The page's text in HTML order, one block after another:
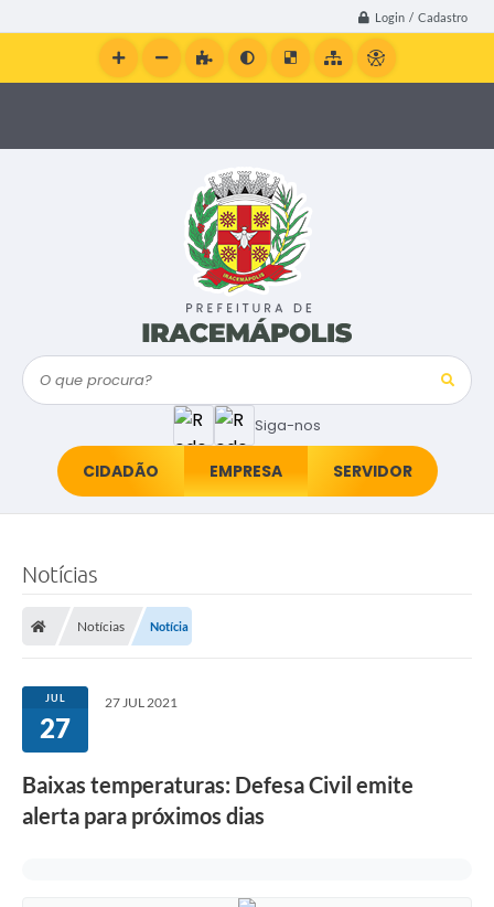
Login / Cadastro
Siga-nos
O que procura?
CIDADÃO EMPRESA SERVIDOR
Notícias
Notícias Notícia
JUL
27
27 JUL 2021
Baixas temperaturas: Defesa Civil emite
alerta para próximos dias